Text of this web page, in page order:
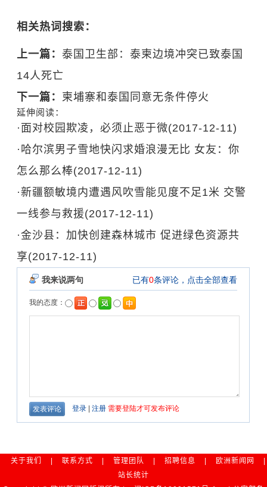
相关热词搜索：
上一篇： 泰国卫生部：泰柬边境冲突已致泰国
14人死亡
下一篇： 柬埔寨和泰国同意无条件停火
延伸阅读：
· 面对校园欺凌，必须止恶于微(2017-12-11)
· 哈尔滨男子雪地快闪求婚浪漫无比 女友：你
怎么那么棒(2017-12-11)
·新疆额敏境内遭遇风吹雪能见度不足1米 交警
一线参与救援(2017-12-11)
·金沙县：加快创建森林城市 促进绿色资源共
享(2017-12-11)
关于我们 联系方式 管理团队 招聘信息 欧洲新闻网
站长统计